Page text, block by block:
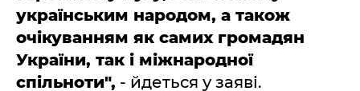
українським народом, а також
очікуванням як самих громадян
України, так і міжнародної
спільноти", - йдеться у заяві.